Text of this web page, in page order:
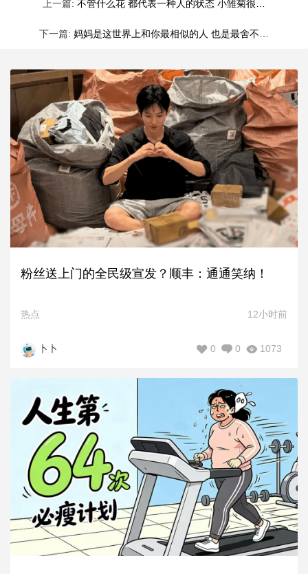
上一篇: 不管什么花 都代表一种人的状态 小雏菊很…
下一篇: 妈妈是这世界上和你最相似的人 也是最舍不…
粉丝送上门的全民级宣发？顺丰：通通笑纳！
热点 12小时前
卜卜 1073
0
0